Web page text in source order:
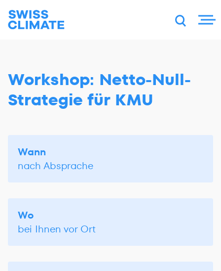
DE FR EN
Workshop: Netto-Null-
Strategie für KMU
Wann
nach Absprache
Wo
bei Ihnen vor Ort